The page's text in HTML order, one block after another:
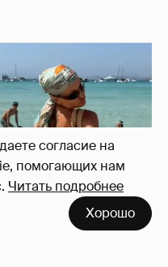
согласие на
помогающих нам
Читать подробнее
Хорошо